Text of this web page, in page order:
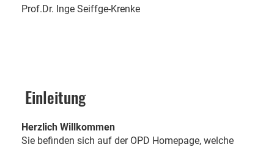
Prof.Dr. Inge Seiffge-Krenke
Einleitung
Herzlich Willkommen
Sie befinden sich auf der OPD Homepage, welche